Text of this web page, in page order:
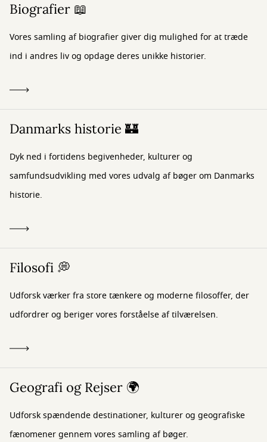
Biografier 📖
Vores samling af biografier giver dig mulighed for at træde
ind i andres liv og opdage deres unikke historier.
Danmarks historie 🏰
Dyk ned i fortidens begivenheder, kulturer og
samfundsudvikling med vores udvalg af bøger om Danmarks
historie.
Filosofi 💭
Udforsk værker fra store tænkere og moderne filosoffer, der
udfordrer og beriger vores forståelse af tilværelsen.
Geografi og Rejser 🌍
Udforsk spændende destinationer, kulturer og geografiske
fænomener gennem vores samling af bøger.